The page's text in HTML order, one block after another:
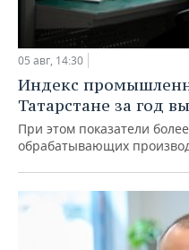
05 авг, 14:30
Индекс
Татарстане за год
При этом показатели
обрабатывающих